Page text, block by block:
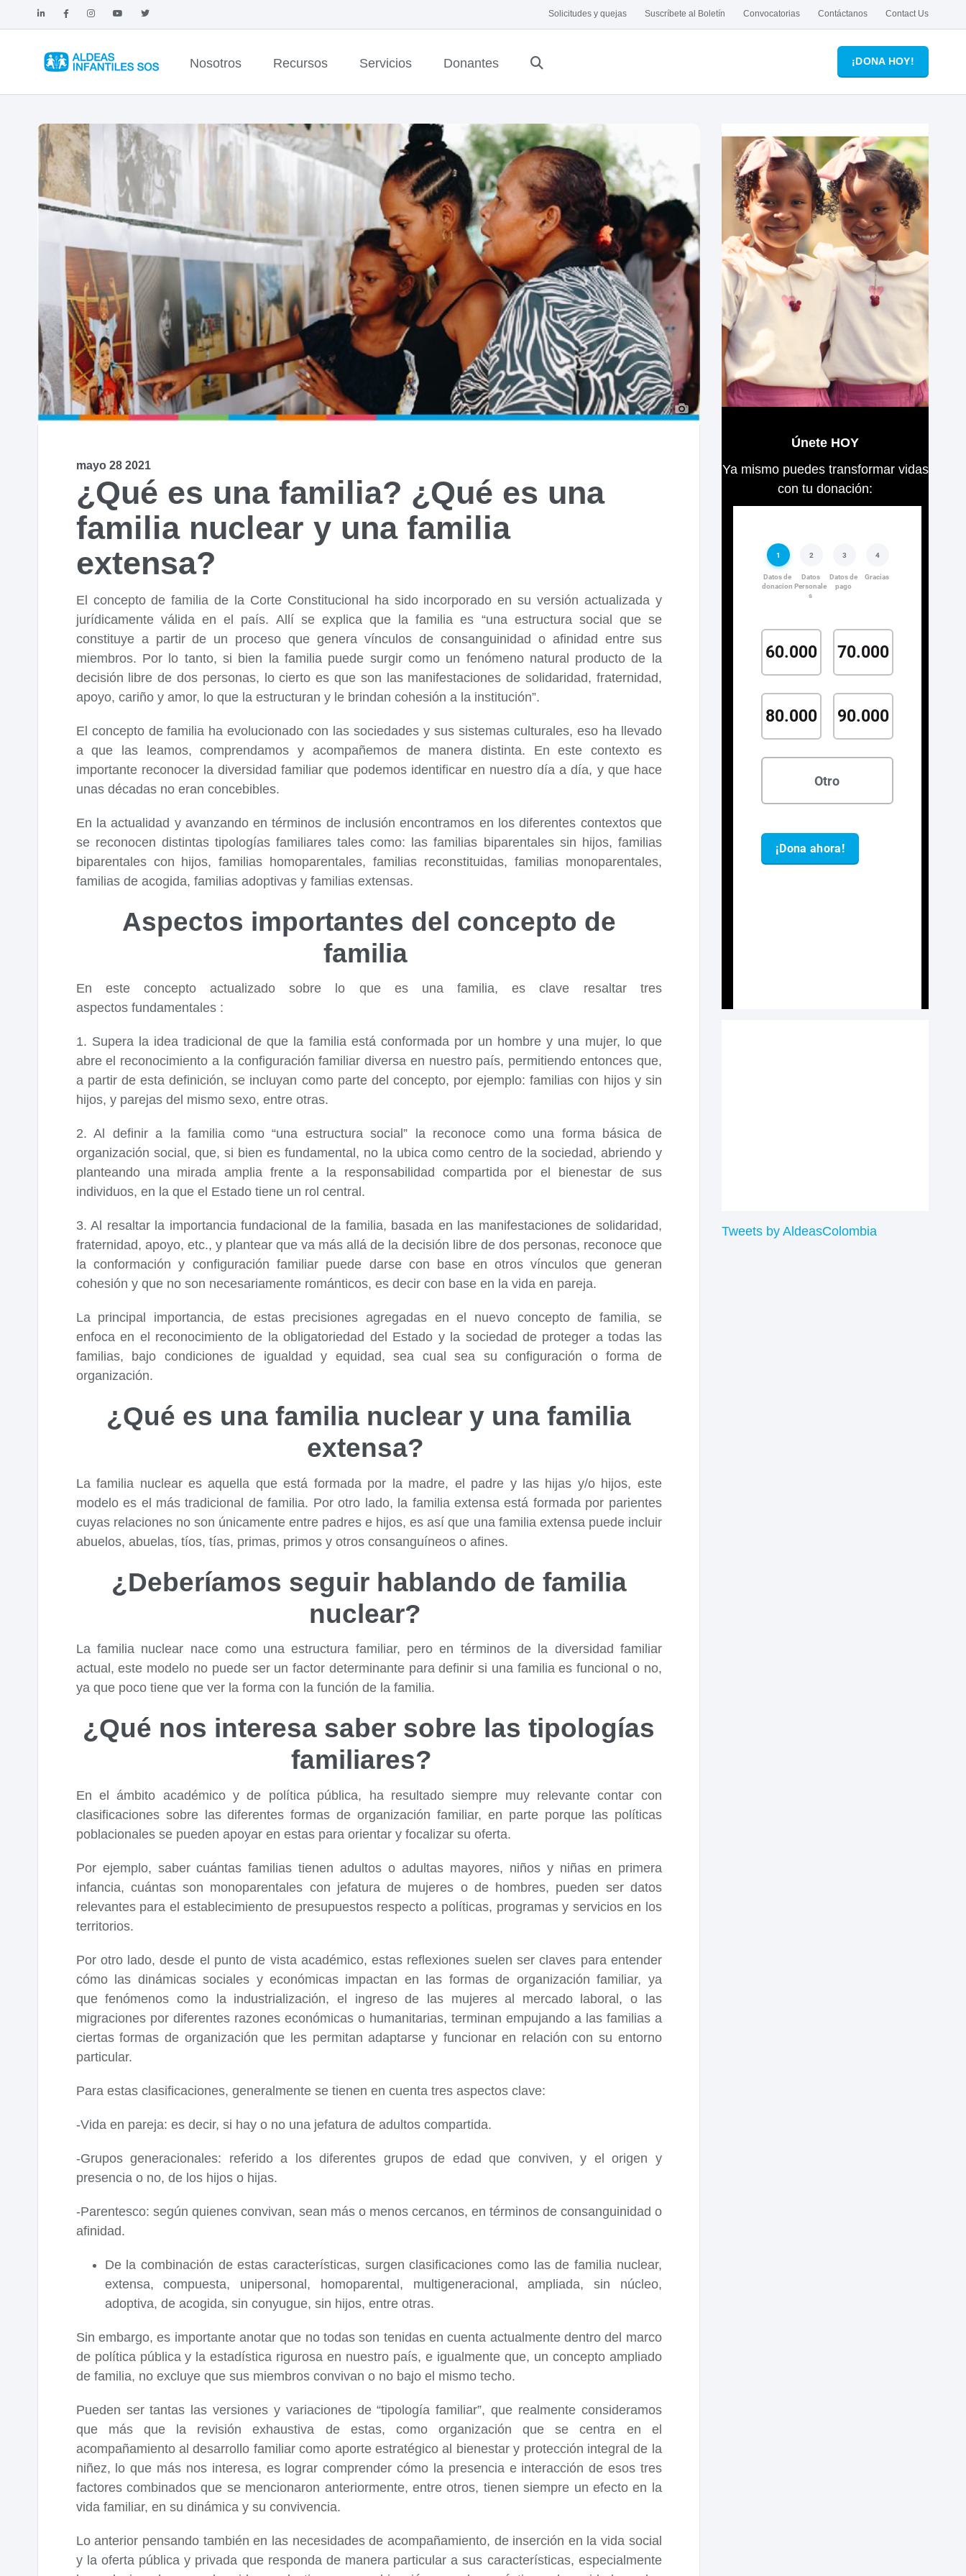
Solicitudes y quejas Suscríbete al Boletín Convocatorias Contáctanos Contact Us
Nosotros Recursos Servicios Donantes ¡DONA HOY!
mayo 28 2021
¿Qué es una familia? ¿Qué es una
familia nuclear y una familia
extensa?
El concepto de familia de la Corte Constitucional ha sido incorporado en su versión actualizada y
jurídicamente válida en el país. Allí se explica que la familia es “una estructura social que se
constituye a partir de un proceso que genera vínculos de consanguinidad o afinidad entre sus
miembros. Por lo tanto, si bien la familia puede surgir como un fenómeno natural producto de la
decisión libre de dos personas, lo cierto es que son las manifestaciones de solidaridad, fraternidad,
apoyo, cariño y amor, lo que la estructuran y le brindan cohesión a la institución”.
El concepto de familia ha evolucionado con las sociedades y sus sistemas culturales, eso ha llevado
a que las leamos, comprendamos y acompañemos de manera distinta. En este contexto es
importante reconocer la diversidad familiar que podemos identificar en nuestro día a día, y que hace
unas décadas no eran concebibles.
En la actualidad y avanzando en términos de inclusión encontramos en los diferentes contextos que
se reconocen distintas tipologías familiares tales como: las familias biparentales sin hijos, familias
biparentales con hijos, familias homoparentales, familias reconstituidas, familias monoparentales,
familias de acogida, familias adoptivas y familias extensas.
Aspectos importantes del concepto de
familia
En este concepto actualizado sobre lo que es una familia, es clave resaltar tres
aspectos fundamentales :
1. Supera la idea tradicional de que la familia está conformada por un hombre y una mujer, lo que
abre el reconocimiento a la configuración familiar diversa en nuestro país, permitiendo entonces que,
a partir de esta definición, se incluyan como parte del concepto, por ejemplo: familias con hijos y sin
hijos, y parejas del mismo sexo, entre otras.
2. Al definir a la familia como “una estructura social” la reconoce como una forma básica de
organización social, que, si bien es fundamental, no la ubica como centro de la sociedad, abriendo y
planteando una mirada amplia frente a la responsabilidad compartida por el bienestar de sus
individuos, en la que el Estado tiene un rol central.
3. Al resaltar la importancia fundacional de la familia, basada en las manifestaciones de solidaridad,
fraternidad, apoyo, etc., y plantear que va más allá de la decisión libre de dos personas, reconoce que
la conformación y configuración familiar puede darse con base en otros vínculos que generan
cohesión y que no son necesariamente románticos, es decir con base en la vida en pareja.
La principal importancia, de estas precisiones agregadas en el nuevo concepto de familia, se
enfoca en el reconocimiento de la obligatoriedad del Estado y la sociedad de proteger a todas las
familias, bajo condiciones de igualdad y equidad, sea cual sea su configuración o forma de
organización.
¿Qué es una familia nuclear y una familia
extensa?
La familia nuclear es aquella que está formada por la madre, el padre y las hijas y/o hijos, este
modelo es el más tradicional de familia. Por otro lado, la familia extensa está formada por parientes
cuyas relaciones no son únicamente entre padres e hijos, es así que una familia extensa puede incluir
abuelos, abuelas, tíos, tías, primas, primos y otros consanguíneos o afines.
¿Deberíamos seguir hablando de familia
nuclear?
La familia nuclear nace como una estructura familiar, pero en términos de la diversidad familiar
actual, este modelo no puede ser un factor determinante para definir si una familia es funcional o no,
ya que poco tiene que ver la forma con la función de la familia.
¿Qué nos interesa saber sobre las tipologías
familiares?
En el ámbito académico y de política pública, ha resultado siempre muy relevante contar con
clasificaciones sobre las diferentes formas de organización familiar, en parte porque las políticas
poblacionales se pueden apoyar en estas para orientar y focalizar su oferta.
Por ejemplo, saber cuántas familias tienen adultos o adultas mayores, niños y niñas en primera
infancia, cuántas son monoparentales con jefatura de mujeres o de hombres, pueden ser datos
relevantes para el establecimiento de presupuestos respecto a políticas, programas y servicios en los
territorios.
Por otro lado, desde el punto de vista académico, estas reflexiones suelen ser claves para entender
cómo las dinámicas sociales y económicas impactan en las formas de organización familiar, ya
que fenómenos como la industrialización, el ingreso de las mujeres al mercado laboral, o las
migraciones por diferentes razones económicas o humanitarias, terminan empujando a las familias a
ciertas formas de organización que les permitan adaptarse y funcionar en relación con su entorno
particular.
Para estas clasificaciones, generalmente se tienen en cuenta tres aspectos clave:
-Vida en pareja: es decir, si hay o no una jefatura de adultos compartida.
-Grupos generacionales: referido a los diferentes grupos de edad que conviven, y el origen y
presencia o no, de los hijos o hijas.
-Parentesco: según quienes convivan, sean más o menos cercanos, en términos de consanguinidad o
afinidad.
De la combinación de estas características, surgen clasificaciones como las de familia nuclear,
extensa, compuesta, unipersonal, homoparental, multigeneracional, ampliada, sin núcleo,
adoptiva, de acogida, sin conyugue, sin hijos, entre otras.
Sin embargo, es importante anotar que no todas son tenidas en cuenta actualmente dentro del marco
de política pública y la estadística rigurosa en nuestro país, e igualmente que, un concepto ampliado
de familia, no excluye que sus miembros convivan o no bajo el mismo techo.
Pueden ser tantas las versiones y variaciones de “tipología familiar”, que realmente consideramos
que más que la revisión exhaustiva de estas, como organización que se centra en el
acompañamiento al desarrollo familiar como aporte estratégico al bienestar y protección integral de la
niñez, lo que más nos interesa, es lograr comprender cómo la presencia e interacción de esos tres
factores combinados que se mencionaron anteriormente, entre otros, tienen siempre un efecto en la
vida familiar, en su dinámica y su convivencia.
Lo anterior pensando también en las necesidades de acompañamiento, de inserción en la vida social
y la oferta pública y privada que responda de manera particular a sus características, especialmente
Únete HOY
Ya mismo puedes transformar vidas
con tu donación:
Tweets by AldeasColombia